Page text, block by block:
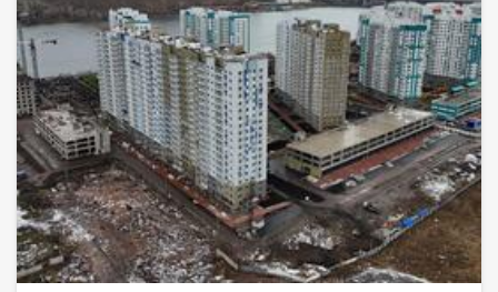
Благоустроенная набережная протяженностью 1450 метров
вдоль реки Енисей и 500 метров вдоль реки Базаиха с
организованными спусками к воде и остановкой речного
пассажирского транспорта возле ледовой арены. Сеть
пешеходных и велосипедно-роликовых дорожек по всему
району. Бесшумные современные лифты. Наземные
автостоянки на 175 и 297 машино-мест.